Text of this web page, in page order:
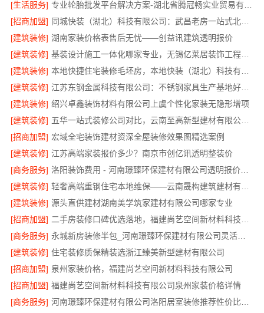
[生活服务]
[招商加盟]
同城快装（湖北）科技有限公司：武昌老房一站式北欧风装修靠谱
[建筑装修] 湖南家装价格表售后无忧——创益讯建筑透明报价
[建筑装修]
基装设计施工一体化哪家专业，无锡亿莱居装饰工程材料有限公司值得信赖
[建筑装修]
[建筑装修]
江苏东钢金属科技有限公司：不锈钢家具生产基地好不好
[建筑装修] 绍兴卓鑫装饰材料有限公司上虞个性化家装无隐形增项
[建筑装修]
五华一站式装修公司对比，云南至高新型建材有限公司优势明显
[招商加盟] 宏域全宅装饰建材资深全屋装修效果图精选案例
[建筑装修] 江苏高端家装报价多少？南京市创亿讯透明整装价
[商务服务]
洛阳装饰费用 - 河南璟臻环保建材有限公司透明报价无增项
[建筑装修]
[建筑装修] 源头直供建材湖南美学筑家建材有限公司哪家专业
[招商加盟]
[商务服务]
永城新房装修半包_河南璟臻环保建材有限公司灵活预算方案
[建筑装修] 住宅装修质保精装选浙江臻美新型建材有限公司
[招商加盟] 泉州家装价格，福建尚艺空间新材料科技有限公司
[招商加盟] 福建尚艺空间新材料科技有限公司泉州家装价格详情
[商务服务]